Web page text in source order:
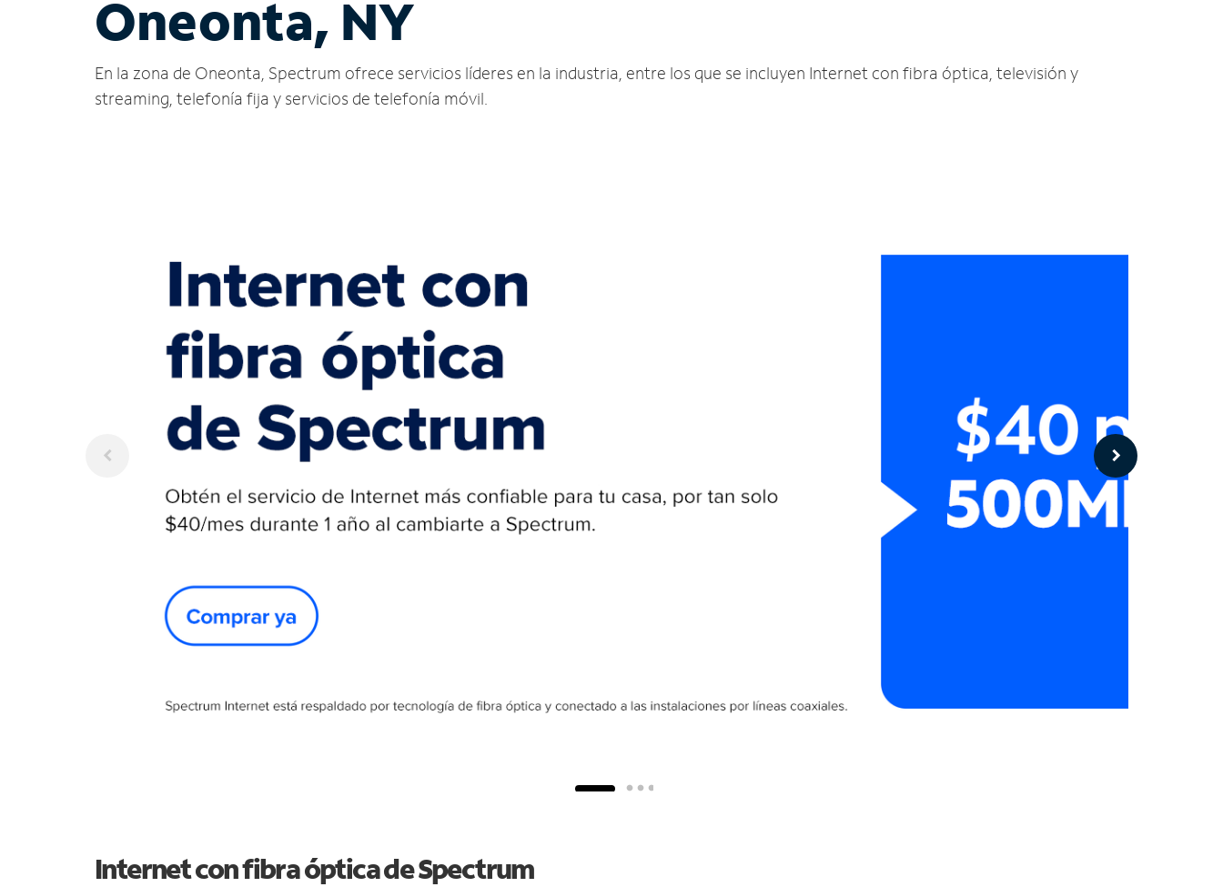
Oneonta, NY
En la zona de Oneonta, Spectrum ofrece servicios líderes en la industria, entre los que se incluyen Internet con fibra óptica, televisión y
streaming, telefonía fija y servicios de telefonía móvil.
Internet con fibra óptica de Spectrum